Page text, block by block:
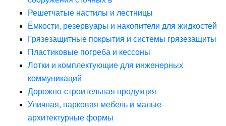
Решетчатые настилы и лестницы
Ёмкости, резервуары и накопители для жидкостей
Грязезащитные покрытия и системы грязезащиты
Пластиковые погреба и кессоны
Лотки и комплектующие для инженерных
коммуникаций
Дорожно-строительная продукция
Уличная, парковая мебель и малые
архитектурные формы